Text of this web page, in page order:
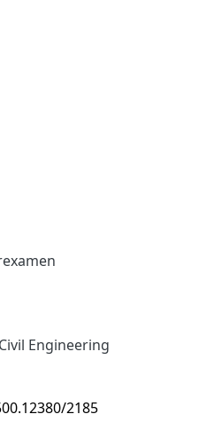
Civil Engineering
2185